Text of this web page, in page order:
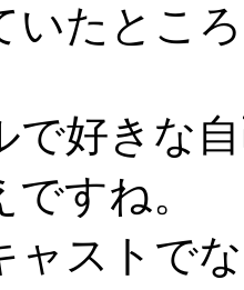
いたとこ
で好きな
すね。
ャストで